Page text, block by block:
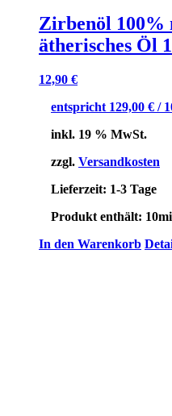
Zirbenöl 100%
ätherisches Öl
12,90 €
entspricht 129,00 € /
inkl. 19 % MwSt.
zzgl. Versandkosten
Lieferzeit: 1-3 Tage
Produkt enthält: 10
In den Warenkorb